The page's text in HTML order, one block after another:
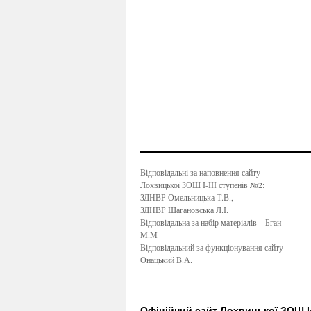
Відповідальні за наповнення сайту
Лохвицької ЗОШ І-ІІІ ступенів №2:
ЗДНВР Омельницька Т.В.,
ЗДНВР Шагановська Л.І.
Відповідальна за набір матеріалів – Бган
М.М
Відповідальний за функціонування сайту –
Онацький В.А.